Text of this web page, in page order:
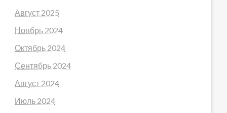
Август 2025
Ноябрь 2024
Октябрь 2024
Сентябрь 2024
Август 2024
Июль 2024